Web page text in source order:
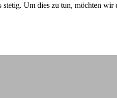
Um dies zu tun, möchten